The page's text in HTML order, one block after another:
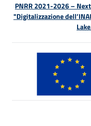
PNRR 2021-2026 –
"Digitalizzazione